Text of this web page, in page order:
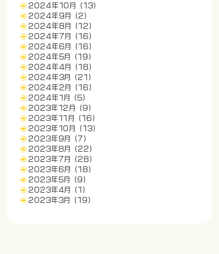
2024年10月
(13)
2024年9月
(2)
2024年8月
(12)
2024年7月
(16)
2024年6月
(16)
2024年5月
(19)
2024年4月
(18)
2024年3月
(21)
2024年2月
(16)
2024年1月
(5)
2023年12月
(9)
2023年11月
(16)
2023年10月
(13)
2023年9月
(7)
2023年8月
(22)
2023年7月
(28)
2023年6月
(18)
2023年5月
(9)
2023年4月
(1)
2023年3月
(19)